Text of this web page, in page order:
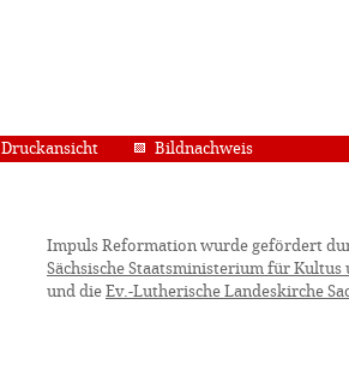
Druckansicht Bildnachweis
Impuls Reformation wurde gefördert
Sächsische Staatsministerium für Kultus
und die Ev.-Lutherische Landeskirche